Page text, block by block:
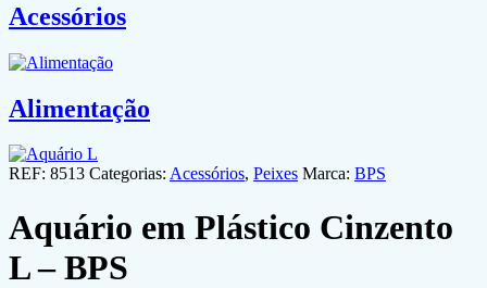
Acessórios
Alimentação
REF: 8513 Categorias: Acessórios, Peixes Marca: BPS
Aquário em Plástico Cinzento
L – BPS